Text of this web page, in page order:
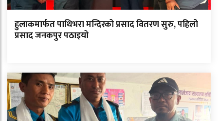
हुलाकमार्फत पाथिभरा मन्दिरको प्रसाद वितरण सुरु, पहिलो
प्रसाद जनकपुर पठाइयो